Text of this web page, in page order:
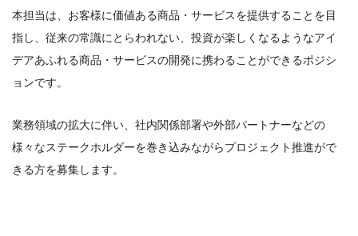
本担当は、お客様に価値ある商品・サービスを提供することを目
指し、従来の常識にとらわれない、投資が楽しくなるようなアイ
デアあふれる商品・サービスの開発に携わることができるポジシ
ョンです。
業務領域の拡大に伴い、社内関係部署や外部パートナーなどの
様々なステークホルダーを巻き込みながらプロジェクト推進がで
きる方を募集します。